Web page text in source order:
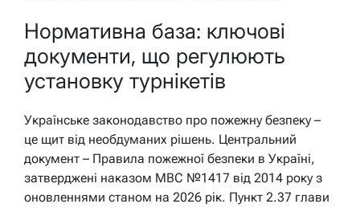
Нормативна база: ключові
документи, що регулюють
установку турнікетів
Українське законодавство про пожежну безпеку –
це щит від необдуманих рішень. Центральний
документ – Правила пожежної безпеки в Україні,
затверджені наказом МВС №1417 від 2014 року з
оновленнями станом на 2026 рік. Пункт 2.37 глави